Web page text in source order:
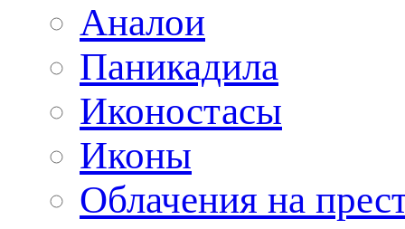
Аналои
Паникадила
Иконостасы
Иконы
Облачения на